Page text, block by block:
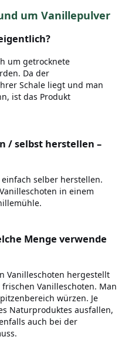
um Vanillepulver
um getrocknete
Da der
Schale liegt und man
ist das Produkt
/ selbst herstellen –
selber herstellen.
in einem
Menge verwende
Vanilleschoten hergestellt
Vanilleschoten. Man
würzen. Je
Naturproduktes ausfallen,
auch bei der